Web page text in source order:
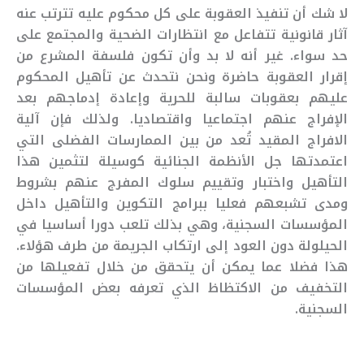
لا شك أن تنفيذ العقوبة على كل محكوم عليه تترتب عنه
آثار قانونية تتفاعل مع انتظارات الضحية والمجتمع على
حد سواء. غير أنه لا بد وأن تكون فلسفة المشرع من
إقرار العقوبة حاضرة ونحن نتحدث عن تأهيل المحكوم
عليهم بعقوبات سالبة للحرية وإعادة إدماجهم بعد
الإفراج عنهم اجتماعيا واقتصاديا. ولذلك فإن آلية
الافراج المقيد تُعد من بين الممارسات الفضلى التي
اعتمدتها جل الأنظمة الجنائية كوسيلة لتثمين هذا
التأهيل واختبار وتقييم سلوك المفرج عنهم بشروط
ومدى تشبعهم فعليا ببرامج التكوين والتأهيل داخل
المؤسسات السجنية، وهي بذلك تلعب دورا أساسيا في
الحيلولة دون العود إلى ارتكاب الجريمة من طرف هؤلاء.
هذا فضلا عما يمكن أن يتحقق من خلال تفعيلها من
التخفيف من الاكتظاظ الذي تعرفه بعض المؤسسات
السجنية.